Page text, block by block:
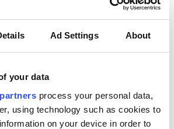
Ad Settings About
your data
process your personal data,
using technology such as cookies to
on your device in order to
und Ihrem internen
Konnektoren für viele
Marketplace verfügbar, was die
verkürzt.
ob dies das
für Ihren Tech-
einem Integrationsspezialisten.
und unverbindlich.
Demo anfordern
| Kostenlose Beratung